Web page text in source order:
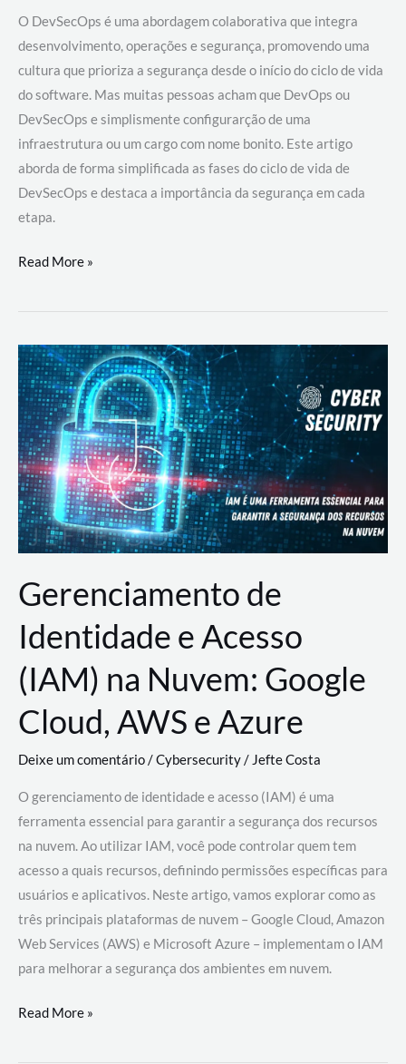
O DevSecOps é uma abordagem colaborativa que integra
desenvolvimento, operações e segurança, promovendo uma
cultura que prioriza a segurança desde o início do ciclo de vida
do software. Mas muitas pessoas acham que DevOps ou
DevSecOps e simplismente configurarção de uma
infraestrutura ou um cargo com nome bonito. Este artigo
aborda de forma simplificada as fases do ciclo de vida de
DevSecOps e destaca a importância da segurança em cada
etapa.
DevSecOps
Prática:
Desenvolvimento,
Segurança
e
Operações
Read More »
Gerenciamento de
Identidade e Acesso
(IAM) na Nuvem: Google
Cloud, AWS e Azure
Deixe um comentário/Cybersecurity/ Jefte Costa
O gerenciamento de identidade e acesso (IAM) é uma
ferramenta essencial para garantir a segurança dos recursos
na nuvem. Ao utilizar IAM, você pode controlar quem tem
acesso a quais recursos, definindo permissões específicas para
usuários e aplicativos. Neste artigo, vamos explorar como as
três principais plataformas de nuvem – Google Cloud, Amazon
Web Services (AWS) e Microsoft Azure – implementam o IAM
para melhorar a segurança dos ambientes em nuvem.
Gerenciamento
Read More »